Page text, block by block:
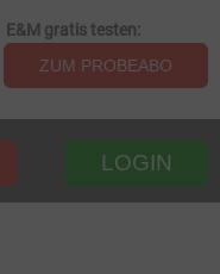
E&M gratis testen:
ZUM PROBEABO
LOGIN